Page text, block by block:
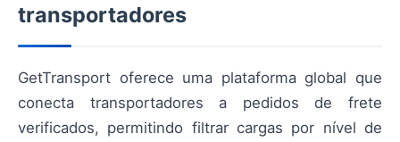
transportadores
GetTransport oferece uma plataforma global que
conecta transportadores a pedidos de frete
verificados, permitindo filtrar cargas por nível de